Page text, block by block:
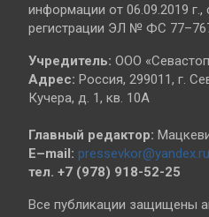
информации от 06.09.2019 г.,
регистрации ЭЛ № ФС
Учредитель: ООО
Адрес: Россия, 299011, г.
Кучера, д. 1, кв. 10А
Главный редактор:
E–mail: pressevkor@yandex.ru
тел. +7 (978) 918-52-25
Все публикации защищены